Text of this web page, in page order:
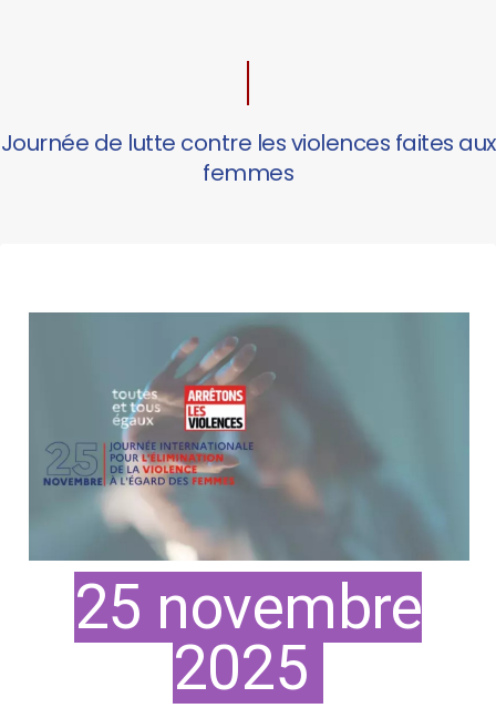
Journée de lutte contre les violences faites aux
femmes
25 novembre
2025